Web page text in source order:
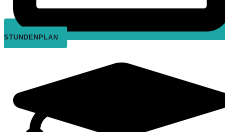
STUNDENPLAN